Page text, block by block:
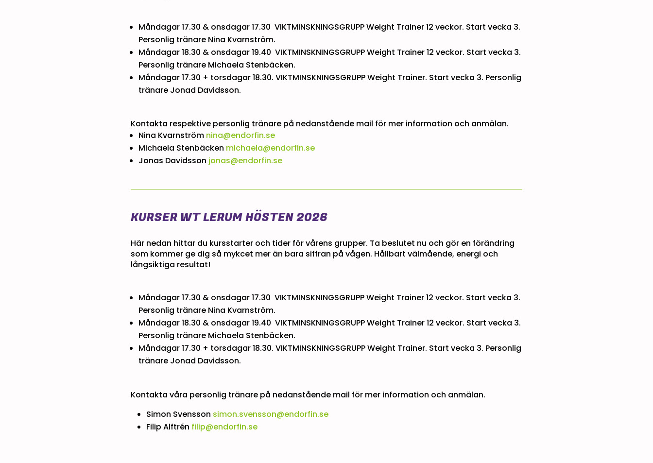
Måndagar 17.30 & onsdagar 17.30 VIKTMINSKNINGSGRUPP Weight Trainer 12 veckor. Start vecka 3.
Personlig tränare Nina Kvarnström.
Måndagar 18.30 & onsdagar 19.40 VIKTMINSKNINGSGRUPP Weight Trainer 12 veckor. Start vecka 3.
Personlig tränare Michaela Stenbäcken.
Måndagar 17.30 + torsdagar 18.30. VIKTMINSKNINGSGRUPP Weight Trainer. Start vecka 3. Personlig
tränare Jonad Davidsson.
Kontakta respektive personlig tränare på nedanstående mail för mer information och anmälan.
Nina Kvarnström nina@endorfin.se
Michaela Stenbäcken michaela@endorfin.se
Jonas Davidsson jonas@endorfin.se
KURSER WT LERUM HÖSTEN 2026
Här nedan hittar du kursstarter och tider för vårens grupper. Ta beslutet nu och gör en förändring
som kommer ge dig så mykcet mer än bara siffran på vågen. Hållbart välmående, energi och
långsiktiga resultat!
Måndagar 17.30 & onsdagar 17.30 VIKTMINSKNINGSGRUPP Weight Trainer 12 veckor. Start vecka 3.
Personlig tränare Nina Kvarnström.
Måndagar 18.30 & onsdagar 19.40 VIKTMINSKNINGSGRUPP Weight Trainer 12 veckor. Start vecka 3.
Personlig tränare Michaela Stenbäcken.
Måndagar 17.30 + torsdagar 18.30. VIKTMINSKNINGSGRUPP Weight Trainer. Start vecka 3. Personlig
tränare Jonad Davidsson.
Kontakta våra personlig tränare på nedanstående mail för mer information och anmälan.
Simon Svensson simon.svensson@endorfin.se
Filip Alftrén filip@endorfin.se